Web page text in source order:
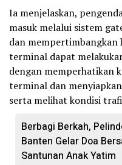
Ia menjelaskan,
masuk melalui sistem
dan
terminal dapat
dengan memperhatikan
terminal dan
serta melihat kondisi
Berbagi Berkah,
Banten Gelar Doa
Santunan Anak Yatim